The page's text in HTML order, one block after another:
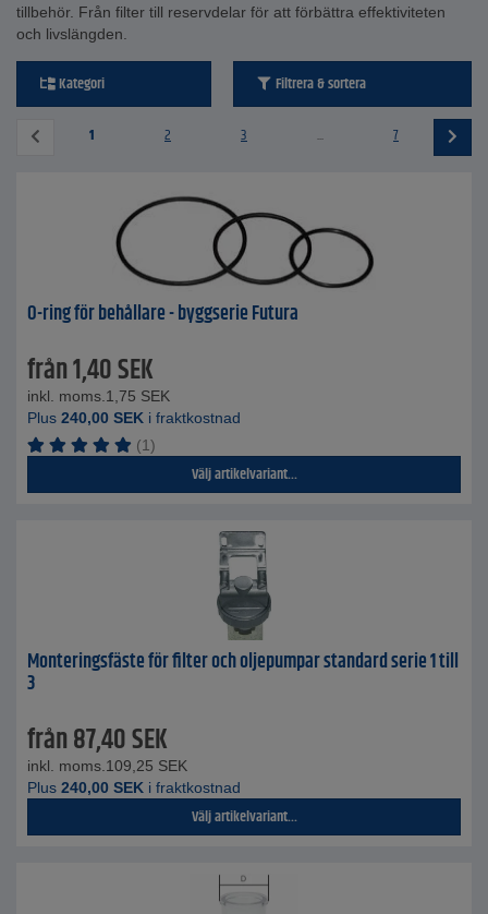
tillbehör. Från filter till reservdelar för att förbättra effektiviteten
och livslängden.
Kategori Filtrera & sortera
1 2 3 ... 7
O-ring för behållare - byggserie Futura
från1,40SEK
inkl. moms. 1,75 SEK
Plus 240,00 SEK i fraktkostnad
(1)
Välj artikelvariant...
Monteringsfäste för filter och oljepumpar standard serie 1 till
3
från87,40SEK
inkl. moms. 109,25 SEK
Plus 240,00 SEK i fraktkostnad
Välj artikelvariant...